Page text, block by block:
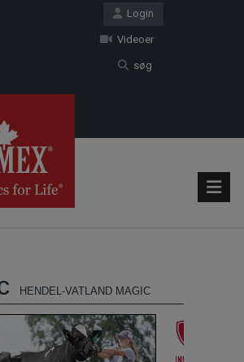
Login
Videoer
søg